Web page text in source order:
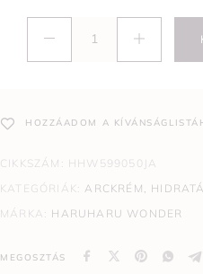
HOZZÁADOM A
CIKKSZÁM: HHW599050JA
KATEGÓRIÁK:ARCKRÉM,
MÁRKA: HARUHARU WONDER
MEGOSZTÁS